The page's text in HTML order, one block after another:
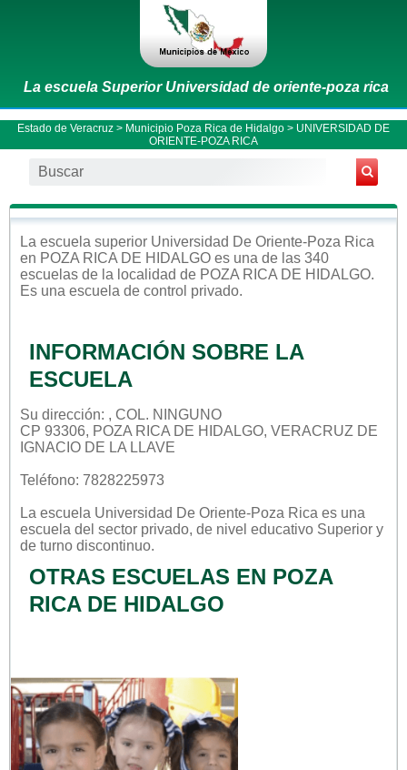
La escuela Superior Universidad de oriente-poza rica
Estado de Veracruz > Municipio Poza Rica de Hidalgo > UNIVERSIDAD DE
ORIENTE-POZA RICA
La escuela superior Universidad De Oriente-Poza Rica
en POZA RICA DE HIDALGO es una de las 340
escuelas de la localidad de POZA RICA DE HIDALGO.
Es una escuela de control privado.
INFORMACIÓN SOBRE LA
ESCUELA
Su dirección: , COL. NINGUNO
CP 93306, POZA RICA DE HIDALGO, VERACRUZ DE
IGNACIO DE LA LLAVE
Teléfono: 7828225973
La escuela Universidad De Oriente-Poza Rica es una
escuela del sector privado, de nivel educativo Superior y
de turno discontinuo.
OTRAS ESCUELAS EN POZA
RICA DE HIDALGO